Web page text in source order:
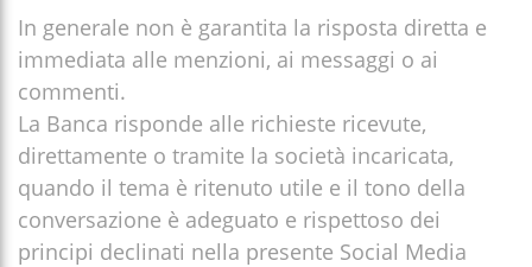
In generale non è garantita la risposta diretta e
immediata alle menzioni, ai messaggi o ai
commenti.
La Banca risponde alle richieste ricevute,
direttamente o tramite la società incaricata,
quando il tema è ritenuto utile e il tono della
conversazione è adeguato e rispettoso dei
principi declinati nella presente Social Media